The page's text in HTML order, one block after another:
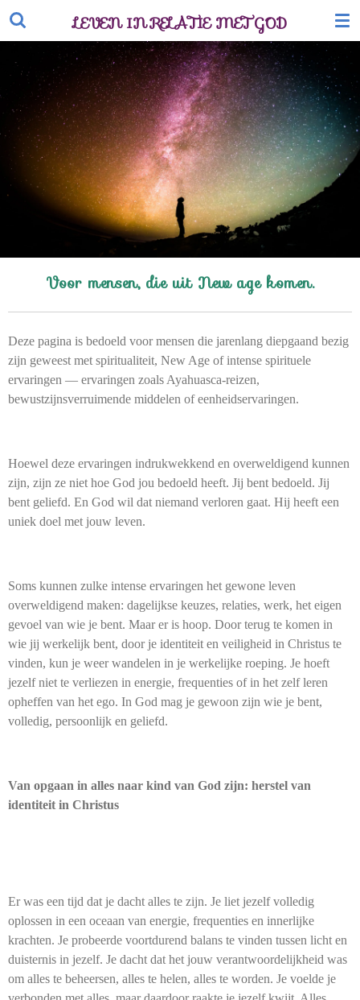
Ga
de
hoofdinhoud
LEVEN IN RELATIE MET GOD
Voor mensen, die uit New age komen.
Deze pagina is bedoeld voor mensen die jarenlang diepgaand bezig
zijn geweest met spiritualiteit, New Age of intense spirituele
ervaringen — ervaringen zoals Ayahuasca-reizen,
bewustzijnsverruimende middelen of eenheidservaringen.
Hoewel deze ervaringen indrukwekkend en overweldigend kunnen
zijn, zijn ze niet hoe God jou bedoeld heeft. Jij bent bedoeld. Jij
bent geliefd. En God wil dat niemand verloren gaat. Hij heeft een
uniek doel met jouw leven.
Soms kunnen zulke intense ervaringen het gewone leven
overweldigend maken: dagelijkse keuzes, relaties, werk, het eigen
gevoel van wie je bent. Maar er is hoop. Door terug te komen in
wie jij werkelijk bent, door je identiteit en veiligheid in Christus te
vinden, kun je weer wandelen in je werkelijke roeping. Je hoeft
jezelf niet te verliezen in energie, frequenties of in het zelf leren
opheffen van het ego. In God mag je gewoon zijn wie je bent,
volledig, persoonlijk en geliefd.
Van opgaan in alles naar kind van God zijn: herstel van
identiteit in Christus
Er was een tijd dat je dacht alles te zijn. Je liet jezelf volledig
oplossen in een oceaan van energie, frequenties en innerlijke
krachten. Je probeerde voortdurend balans te vinden tussen licht en
duisternis in jezelf. Je dacht dat het jouw verantwoordelijkheid was
om alles te beheersen, alles te helen, alles te worden. Je voelde je